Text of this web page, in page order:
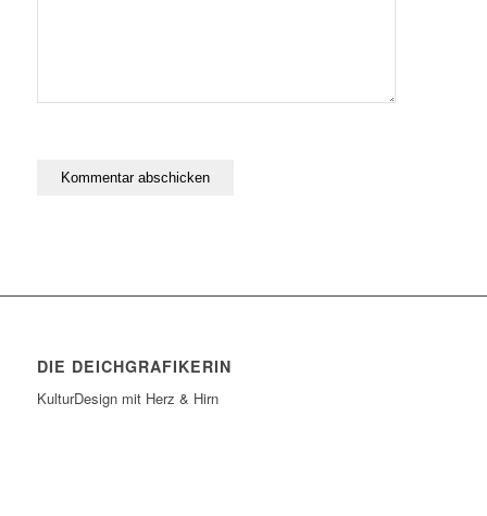
DIE DEICHGRAFIKERIN
KulturDesign mit Herz & Hirn